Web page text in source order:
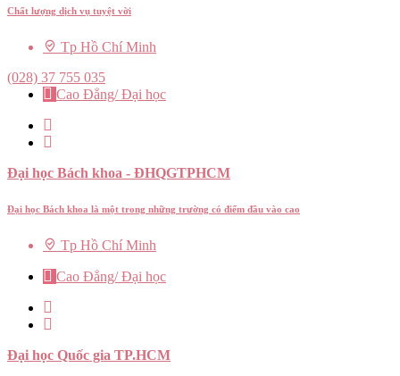
Chất lượng dịch vụ tuyệt vời
Tp Hồ Chí Minh
(028) 37 755 035
Cao Đẳng/ Đại học
Đại học Bách khoa - ĐHQGTPHCM
Đại học Bách khoa là một trong những trường có điểm đầu vào cao
Tp Hồ Chí Minh
Cao Đẳng/ Đại học
Đại học Quốc gia TP.HCM